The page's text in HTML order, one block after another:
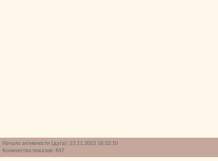
Начало активности (дата): 23.11.2023 16:32:10
Количество показов: 647